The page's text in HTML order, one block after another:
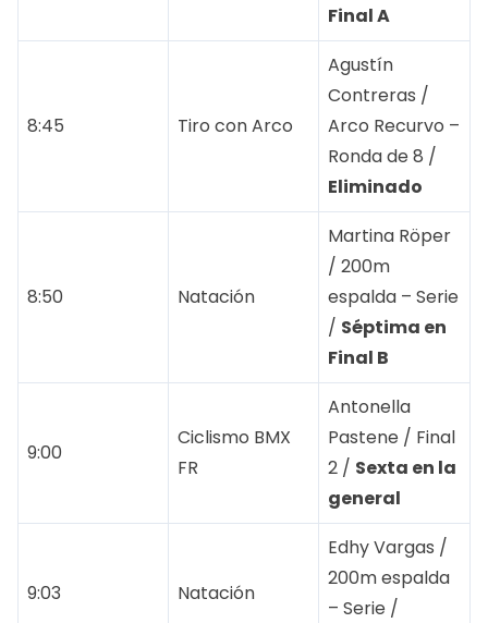
Final A
8:45 Tiro con Arco
Agustín
Contreras /
Arco Recurvo –
Ronda de 8 /
Eliminado
8:50 Natación
Martina Röper
/ 200m
espalda – Serie
/ Séptima en
Final B
9:00
Ciclismo BMX
FR
Antonella
Pastene / Final
2 / Sexta en la
general
9:03 Natación
Edhy Vargas /
200m espalda
– Serie /